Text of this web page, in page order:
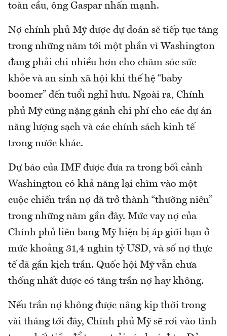
toàn cầu, ông Gaspar nhấn mạnh.
Nợ chính phủ Mỹ được dự đoán sẽ tiếp tục tăng
trong những năm tới một phần vì Washington
đang phải chi nhiều hơn cho chăm sóc sức
khỏe và an sinh xã hội khi thế hệ “baby
boomer” đến tuổi nghỉ hưu. Ngoài ra, Chính
phủ Mỹ cũng nặng gánh chi phí cho các dự án
năng lượng sạch và các chính sách kinh tế
trong nước khác.
Dự báo của IMF được đưa ra trong bối cảnh
Washington có khả năng lại chìm vào một
cuộc chiến trần nợ đã trở thành “thường niên”
trong những năm gần đây. Mức vay nợ của
Chính phủ liên bang Mỹ hiện bị áp giới hạn ở
mức khoảng 31,4 nghìn tỷ USD, và số nợ thực
tế đã gần kịch trần. Quốc hội Mỹ vẫn chưa
thống nhất được có tăng trần nợ hay không.
Nếu trần nợ không được nâng kịp thời trong
vài tháng tới đây, Chính phủ Mỹ sẽ rơi vào tình